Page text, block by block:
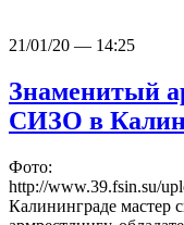
21/01/20 — 14:25
Знаменитый
СИЗО в
Фото:
http://www.39.fsin.su/
Калининграде мастер